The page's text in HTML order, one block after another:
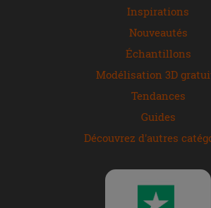
Inspirations
Nouveautés
Échantillons
Modélisation 3D
Tendances
Guides
Découvrez d'autres